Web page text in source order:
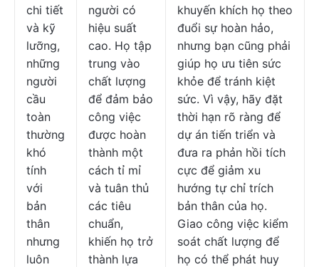
chi tiết
và kỹ
lưỡng,
những
người
cầu
toàn
thường
khó
tính
với
bản
thân
nhưng
luôn
người có
hiệu suất
cao. Họ tập
trung vào
chất lượng
để đảm bảo
công việc
được hoàn
thành một
cách tỉ mỉ
và tuân thủ
các tiêu
chuẩn,
khiến họ trở
thành lựa
khuyến khích họ theo
đuổi sự hoàn hảo,
nhưng bạn cũng phải
giúp họ ưu tiên sức
khỏe để tránh kiệt
sức. Vì vậy, hãy đặt
thời hạn rõ ràng để
dự án tiến triển và
đưa ra phản hồi tích
cực để giảm xu
hướng tự chỉ trích
bản thân của họ.
Giao công việc kiểm
soát chất lượng để
họ có thể phát huy